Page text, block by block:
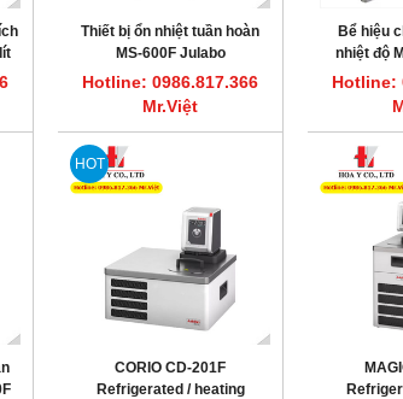
Mr.Việt
Máy cất nước một lần 3.5L/giờ CWS-4
DAIHAN DH.WatS8001
Hotline: 0986.817.366 Mr.Việt
Thiết bị ổn nhiệt tuần hoàn
MS-600F Julabo
Hotline: 0986.817.366
Mr.Việt
Bể hiệu
nhiệt độ
Hotline:
HOT
CORIO CD-201F
Refrigerated / heating